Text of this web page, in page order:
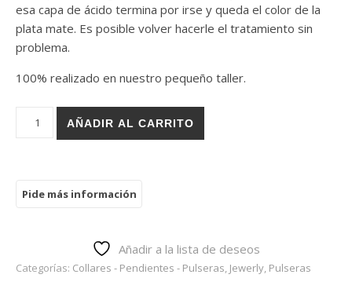
esa capa de ácido termina por irse y queda el color de la
plata mate. Es posible volver hacerle el tratamiento sin
problema.
100% realizado en nuestro pequeño taller.
Brazalete Plata Envejecida cantidad
AÑADIR AL CARRITO
Añadir a la lista de deseos
Categorías: Collares - Pendientes - Pulseras Jewerly Pulseras